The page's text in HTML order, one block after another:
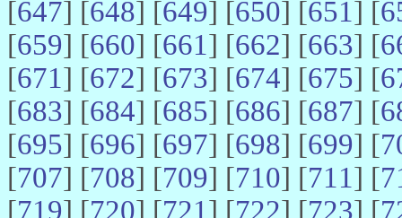
[647] [648] [649] [650] [651] [
[659] [660] [661] [662] [663] [
[671] [672] [673] [674] [675] [
[683] [684] [685] [686] [687] [
[695] [696] [697] [698] [699] [
[707] [708] [709] [710] [711] [
[719] [720] [721] [722] [723] [